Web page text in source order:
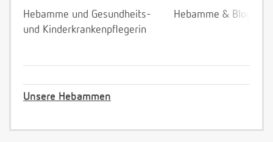
Hebamme und Gesundheits-
und Kinderkrankenpflegerin
Hebamme &
Unsere Hebammen